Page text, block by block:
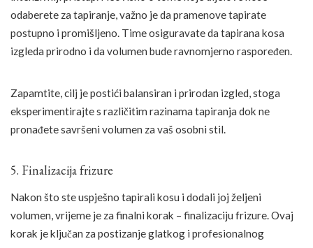
odaberete za tapiranje, važno je da pramenove tapirate
postupno i promišljeno. Time osiguravate da tapirana kosa
izgleda prirodno i da volumen bude ravnomjerno raspoređen.
Zapamtite, cilj je postići balansiran i prirodan izgled, stoga
eksperimentirajte s različitim razinama tapiranja dok ne
pronađete savršeni volumen za vaš osobni stil.
5. Finalizacija frizure
Nakon što ste uspješno tapirali kosu i dodali joj željeni
volumen, vrijeme je za finalni korak – finalizaciju frizure. Ovaj
korak je ključan za postizanje glatkog i profesionalnog